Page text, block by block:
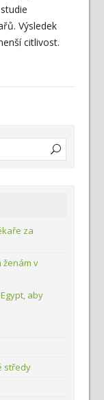
Výsledek
citlivost.
za
ženám v
aby
středy